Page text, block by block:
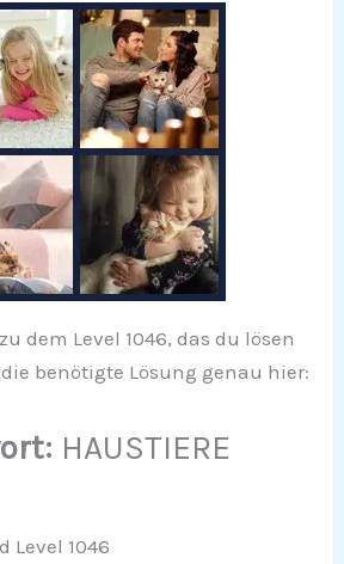
dem Level 1046, das du lösen
benötigte Lösung genau hier:
HAUSTIERE
Level 1046